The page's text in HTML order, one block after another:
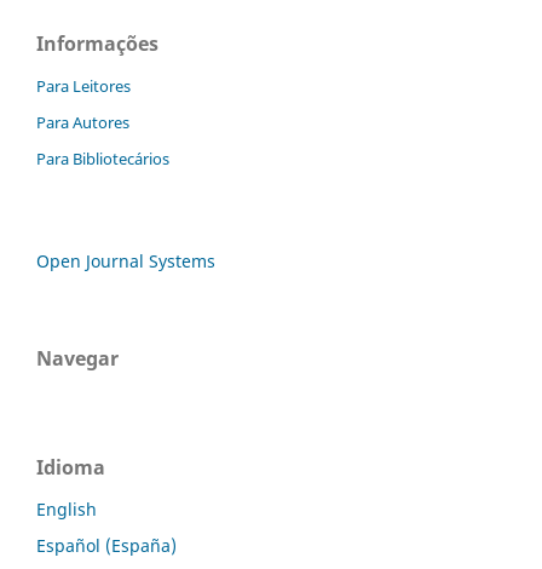
Informações
Para Leitores
Para Autores
Para Bibliotecários
Open Journal Systems
Navegar
Idioma
English
Español (España)